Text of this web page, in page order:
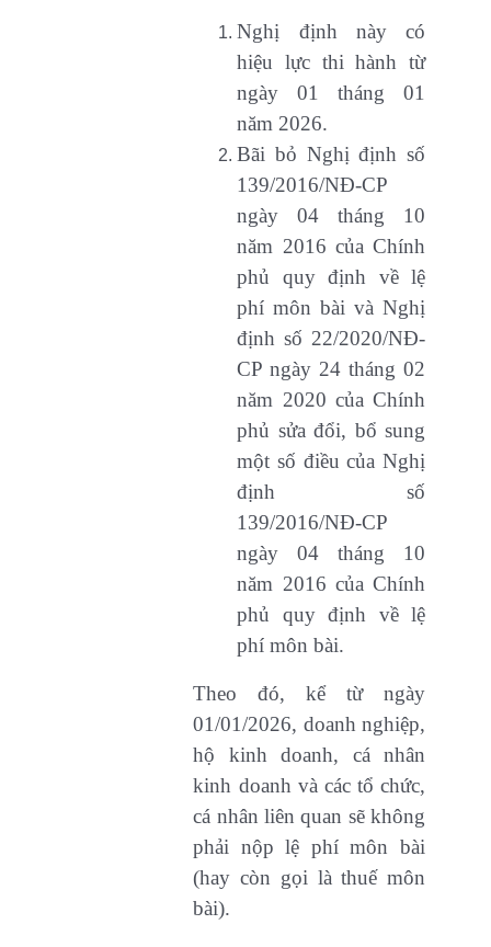
Nghị định này có
hiệu lực thi hành từ
ngày 01 tháng 01
năm 2026.
Bãi bỏ Nghị định số
139/2016/NĐ-CP
ngày 04 tháng 10
năm 2016 của Chính
phủ quy định về lệ
phí môn bài và Nghị
định số 22/2020/NĐ-
CP ngày 24 tháng 02
năm 2020 của Chính
phủ sửa đổi, bổ sung
một số điều của Nghị
định số
139/2016/NĐ-CP
ngày 04 tháng 10
năm 2016 của Chính
phủ quy định về lệ
phí môn bài.
Theo đó, kể từ ngày
01/01/2026, doanh nghiệp,
hộ kinh doanh, cá nhân
kinh doanh và các tổ chức,
cá nhân liên quan sẽ không
phải nộp lệ phí môn bài
(hay còn gọi là thuế môn
bài).